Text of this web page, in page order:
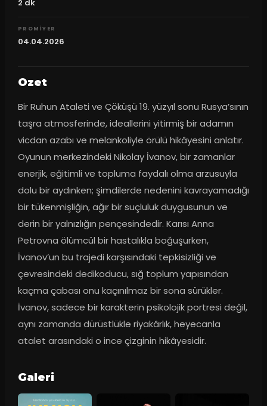
2 dk
PROMIYER
04.04.2026
Ozet
Bir Ruhun Ataleti ve Çöküşü 19. yüzyıl sonu Rusya’sının
taşra atmosferinde, ideallerini yitirmiş bir adamın
vicdan azabı ve melankoliyle örülü hikâyesini anlatır.
Oyunun merkezindeki Nikolay İvanov, bir zamanlar
enerjik, eğitimli ve topluma faydalı olma arzusuyla
dolu bir aydınken; şimdilerde nedenini kavrayamadığı
bir tükenmişliğin, ağır bir suçluluk duygusunun ve
derin bir yalnızlığın pençesindedir. Karısı Anna
Petrovna ölümcül bir hastalıkla boğuşurken,
İvanov’un bu trajedi karşısındaki tepkisizliği ve
çevresindeki dedikoducu, sığ toplum yapısından
kaçma çabası onu kaçınılmaz bir sona sürükler.
İvanov, sadece bir karakterin psikolojik portresi değil,
aynı zamanda dürüstlükle riyakârlık, heyecanla
atalet arasındaki o ince çizginin hikâyesidir.
Galeri